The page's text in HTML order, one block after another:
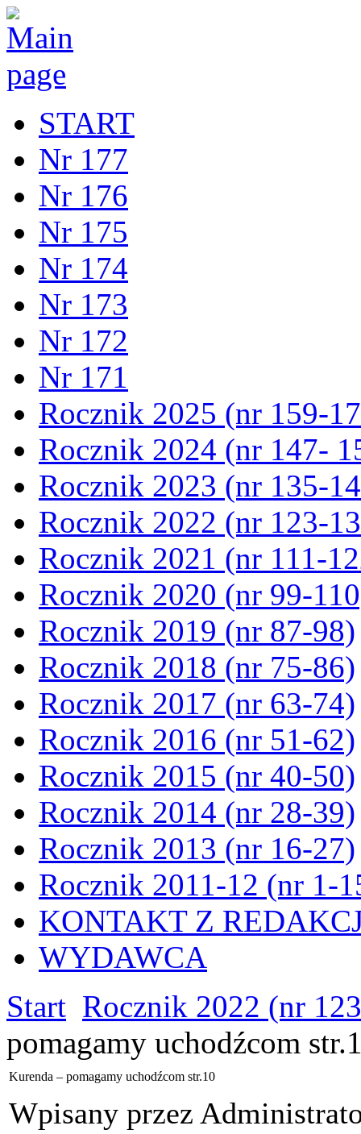
START
Nr 177
Nr 176
Nr 175
Nr 174
Nr 173
Nr 172
Nr 171
Rocznik 2025 (nr 159-
Rocznik 2024 (nr 147-
Rocznik 2023 (nr 135-
Rocznik 2022 (nr 123-
Rocznik 2021 (nr 111-
Rocznik 2020 (nr 99-
Rocznik 2019 (nr 87-98)
Rocznik 2018 (nr 75-86)
Rocznik 2017 (nr 63-74)
Rocznik 2016 (nr 51-62)
Rocznik 2015 (nr 40-50)
Rocznik 2014 (nr 28-39)
Rocznik 2013 (nr 16-27)
Rocznik 2011-12 (nr 1-
KONTAKT Z
WYDAWCA
Start Rocznik 2022 (nr
pomagamy uchodźcom
Kurenda – pomagamy uchodźcom str.10
Wpisany przez